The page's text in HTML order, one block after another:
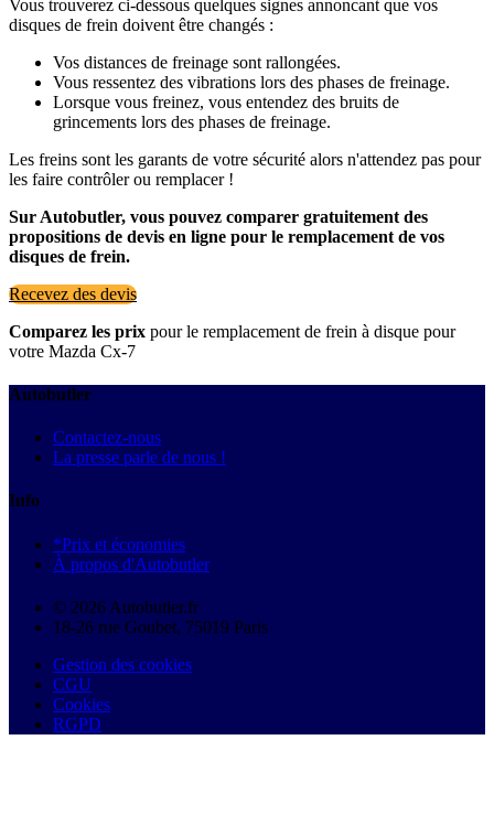
Vous trouverez ci-dessous quelques signes annoncant que vos
disques de frein doivent être changés :
Vos distances de freinage sont rallongées.
Vous ressentez des vibrations lors des phases de freinage.
Lorsque vous freinez, vous entendez des bruits de
grincements lors des phases de freinage.
Les freins sont les garants de votre sécurité alors n'attendez pas pour
les faire contrôler ou remplacer !
Sur Autobutler, vous pouvez comparer gratuitement des
propositions de devis en ligne pour le remplacement de vos
disques de frein.
Recevez des devis
Comparez les prix pour le remplacement de frein à disque pour
votre Mazda Cx-7
Autobutler
Contactez-nous
La presse parle de nous !
Info
*Prix et économies
À propos d'Autobutler
© 2026 Autobutler.fr
18-26 rue Goubet, 75019 Paris
Gestion des cookies
CGU
Cookies
RGPD